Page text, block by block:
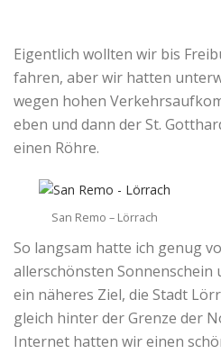
Eigentlich wollten wir bis
fahren, aber wir hatten
wegen hohen
eben und dann der St.
einen Röhre.
San Remo – Lörrach
So langsam hatte ich genug
allerschönsten
ein näheres Ziel, die Stadt
gleich hinter der Grenze der
Internet hatten wir einen